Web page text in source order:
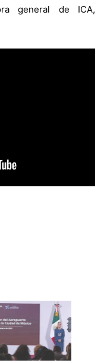
general de ICA,